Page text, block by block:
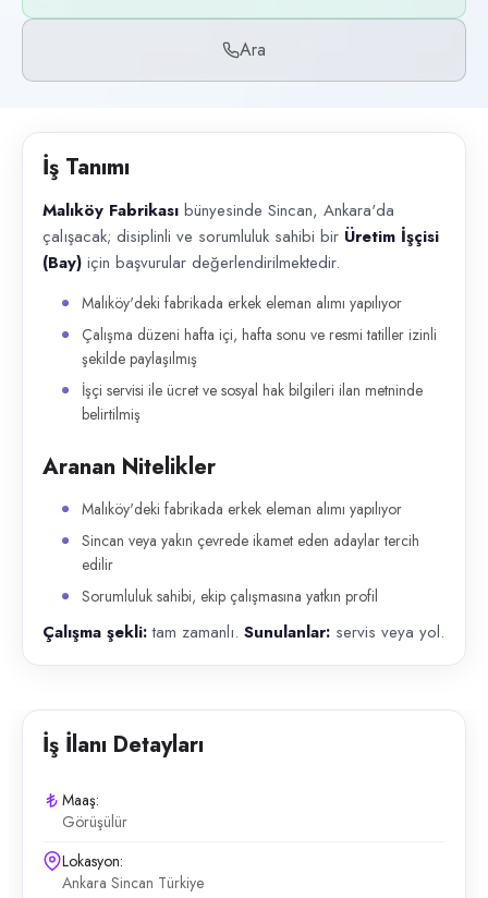
WhatsApp, Telefon
İlan açıklaması
Ara
İş Tanımı
Malıköy Fabrikası bünyesinde Sincan, Ankara'da
çalışacak; disiplinli ve sorumluluk sahibi bir Üretim İşçisi
(Bay) için başvurular değerlendirilmektedir.
Malıköy'deki fabrikada erkek eleman alımı yapılıyor
Çalışma düzeni hafta içi, hafta sonu ve resmi tatiller izinli
şekilde paylaşılmış
İşçi servisi ile ücret ve sosyal hak bilgileri ilan metninde
belirtilmiş
Aranan Nitelikler
Malıköy'deki fabrikada erkek eleman alımı yapılıyor
Sincan veya yakın çevrede ikamet eden adaylar tercih
edilir
Sorumluluk sahibi, ekip çalışmasına yatkın profil
Çalışma şekli:tam zamanlı. Sunulanlar: servis veya yol.
İş İlanı Detayları
Maaş:
Görüşülür
Lokasyon:
Ankara Sincan Türkiye